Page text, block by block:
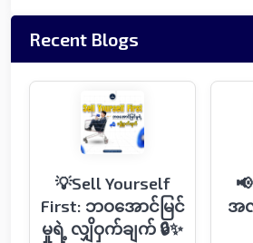
Recent Blogs
💡Sell Yourself
First: ဘဝအောင်မြင်
မှုရဲ့ လျှိဝှက်ချက် 🔒✨
အ